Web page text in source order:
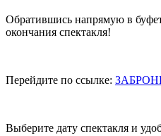
Обратившись напрямую в
окончания спектакля!
Перейдите по ссылке:
⁠Выберите дату спектакля и